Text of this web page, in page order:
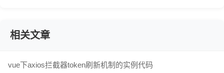
相关文章
vue下axios拦截器token刷新机制的实例代码